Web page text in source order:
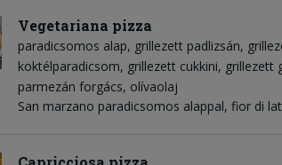
Vegetariana pizza
paradicsomos alap grillezett padlizsán
koktélparadicsom grillezett cukkini grillezett
parmezán forgács olívaolaj
San marzano paradicsomos alappal, fior di